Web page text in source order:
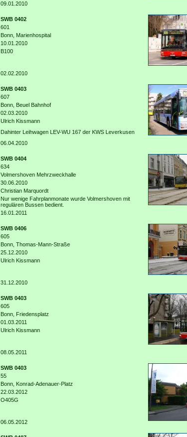
09.01.2010
SWB 0402
601
Bonn, Marienhospital
10.01.2010
B100
02.02.2010
SWB 0403
607
Bonn, Beuel Bahnhof
02.03.2010
Ulrich Kissmann
Dahinter Leihwagen LEV-WU 167 der KWS Leverkusen
06.04.2010
SWB 0404
634
Volmershoven Mehrzweckhalle
30.06.2010
Christian Marquordt
Nur wenige Fahrplanmonate wurde Volmershoven mit
regulären Bussen bedient.
16.01.2011
SWB 0406
605
Bonn, Thomas-Mann-Straße
25.12.2010
Ulrich Kissmann
31.12.2010
SWB 0403
605
Bonn, Friedensplatz
01.03.2011
Ulrich Kissmann
08.05.2011
SWB 0403
55
Bonn, Konrad-Adenauer-Platz
22.03.2012
O405G
06.05.2012